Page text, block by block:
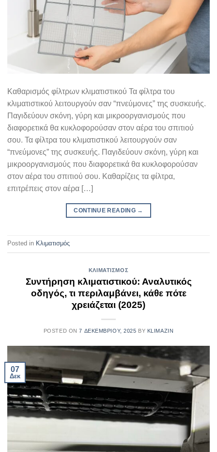
Καθαρισμός φίλτρων κλιματιστικού Τα φίλτρα του
κλιματιστικού λειτουργούν σαν “πνεύμονες” της συσκευής.
Παγιδεύουν σκόνη, γύρη και μικροοργανισμούς που
διαφορετικά θα κυκλοφορούσαν στον αέρα του σπιτιού
σου. Τα φίλτρα του κλιματιστικού λειτουργούν σαν
“πνεύμονες” της συσκευής. Παγιδεύουν σκόνη, γύρη και
μικροοργανισμούς που διαφορετικά θα κυκλοφορούσαν
στον αέρα του σπιτιού σου. Καθαρίζεις τα φίλτρα,
επιτρέπεις στον αέρα […]
CONTINUE READING →
Posted in Κλιματισμός
ΚΛΙΜΑΤΙΣΜΌΣ
Συντήρηση κλιματιστικού: Αναλυτικός
οδηγός, τι περιλαμβάνει, κάθε πότε
χρειάζεται (2025)
POSTED ON7 ΔΕΚΕΜΒΡΊΟΥ, 2025 BY KLIMAZIN
07
Δεκ